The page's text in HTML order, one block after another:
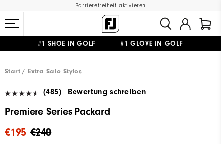
Barrierefreiheit aktivieren
#1 SHOE IN GOLF #1 GLOVE IN GOLF
Start
Extra Sale Styles
(485) Bewertung schreiben
Premiere Series Packard
€240
€195